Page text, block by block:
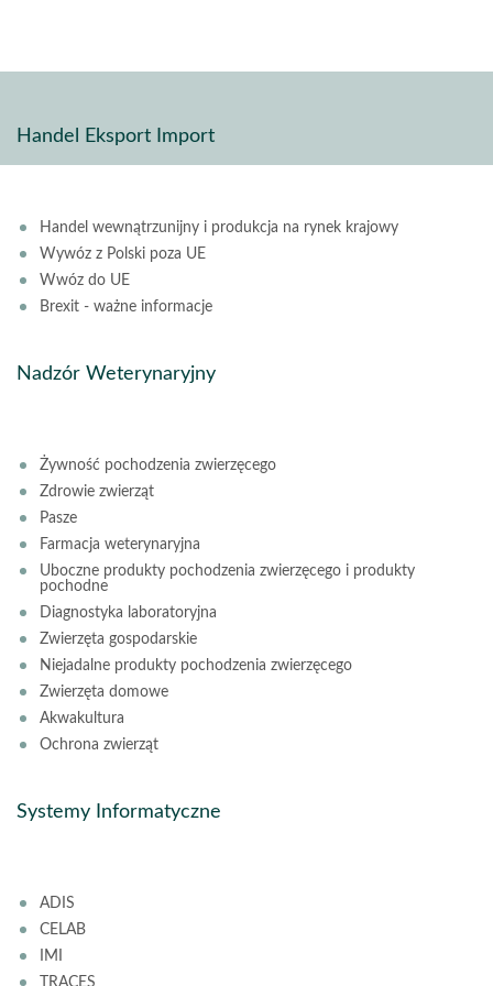
Handel Eksport Import
Handel wewnątrzunijny i produkcja na rynek krajowy
Wywóz z Polski poza UE
Wwóz do UE
Brexit - ważne informacje
Nadzór Weterynaryjny
Żywność pochodzenia zwierzęcego
Zdrowie zwierząt
Pasze
Farmacja weterynaryjna
Uboczne produkty pochodzenia zwierzęcego i produkty
pochodne
Diagnostyka laboratoryjna
Zwierzęta gospodarskie
Niejadalne produkty pochodzenia zwierzęcego
Zwierzęta domowe
Akwakultura
Ochrona zwierząt
Systemy Informatyczne
ADIS
CELAB
IMI
TRACES